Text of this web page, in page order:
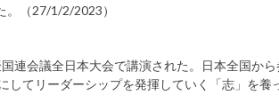
。（27/1/2/2023）
連会議全日本大会で講演された。
日本全国か
てリーダーシップを発揮していく「志」を養